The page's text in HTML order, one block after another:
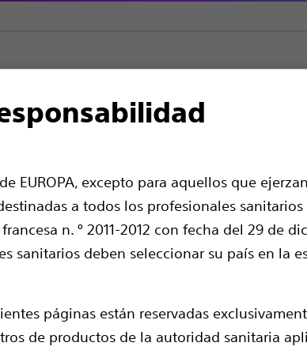
EUROPA, excepto para aquellos que
a todos los profesionales
n. º 2011-2012 con fecha del 29 de
sanitarios deben seleccionar su país en la
páginas están reservadas
de productos de la autoridad sanitaria
Dreamtome™ RX Esfinterotomos de
de
El esfinterótomo de canulación